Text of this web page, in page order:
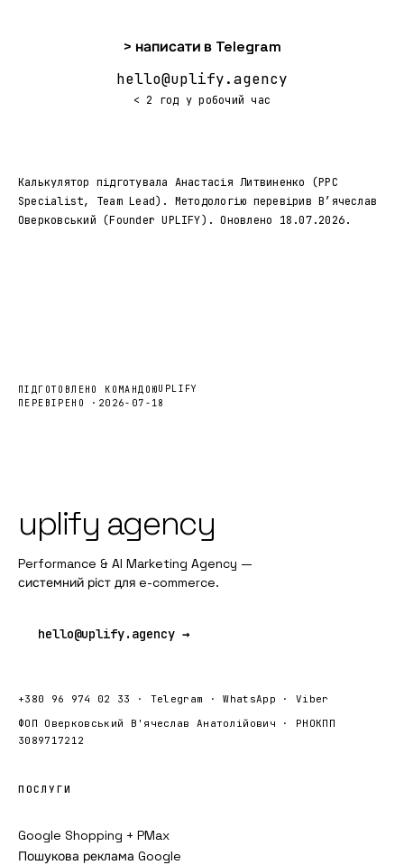
> написати в Telegram
hello@uplify.agency
< 2 год у робочий час
Калькулятор підготувала Анастасія Литвиненко (PPC
Specialist, Team Lead). Методологію перевіривВʼячеслав
Оверковський (Founder UPLIFY). Оновлено 18.07.2026.
ПІДГОТОВЛЕНО КОМАНДОЮUPLIFY
ПЕРЕВІРЕНО · 2026-07-18
uplify agency
Performance & AI Marketing Agency —
системний ріст для e-commerce.
hello@uplify.agency →
+380 96 974 02 33 · Telegram ·WhatsApp · Viber
ФОП Оверковський В'ячеслав Анатолійович · РНОКПП
3089717212
ПОСЛУГИ
Google Shopping + PMax
Пошукова реклама Google